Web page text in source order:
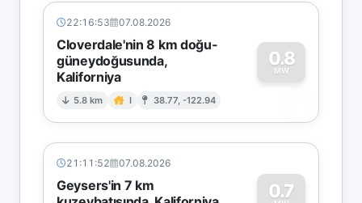
22:16:53 07.08.2026
Cloverdale'nin 8 km doğu-
güneydoğusunda,
Kaliforniya
5.8 km I 38.77, -122.94
0.8
MW
0
21:11:52 07.08.2026
Geysers'in 7 km
0.7